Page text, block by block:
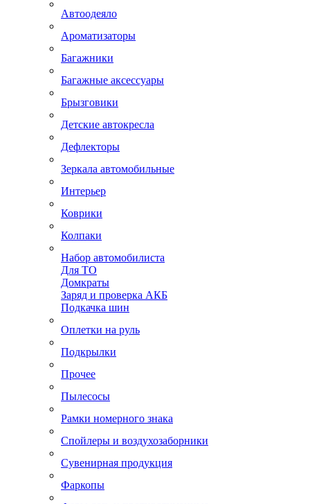
Автоодеяло
Ароматизаторы
Багажники
Багажные аксессуары
Брызговики
Детские автокресла
Дефлекторы
Зеркала автомобильные
Интерьер
Коврики
Колпаки
Набор автомобилиста
Для ТО
Домкраты
Заряд и проверка АКБ
Подкачка шин
Оплетки на руль
Подкрылки
Прочее
Пылесосы
Рамки номерного знака
Спойлеры и воздухозаборники
Сувенирная продукция
Фаркопы